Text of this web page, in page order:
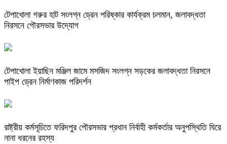
টেপাখোলা গরুর হাট সংলগ্ন ড্রেন পরিষ্কার কার্যক্রম চলমান, জলাবদ্ধতা
নিরসনে পৌরসভার উদ্যোগ
টেপাখোলা ইয়াছিন মঞ্জিল জামে মসজিদ সংলগ্ন সড়কের জলাবদ্ধতা নিরসনে
পাইপ ড্রেন নির্মাণকাজ পরিদর্শন
রাষ্ট্রীয় কর্মসূচিতে ফরিদপুর পৌরসভার প্রধান নির্বাহী কর্মকর্তার অনুপস্থিতি ঘিরে
নানা ধরনের রহস্য